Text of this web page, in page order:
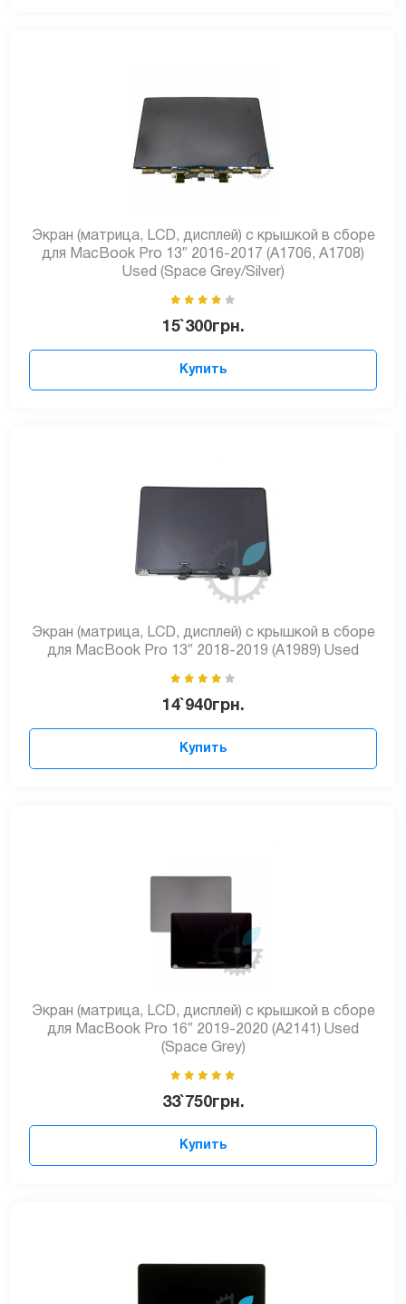
Экран (матрица, LCD, дисплей) с крышкой в сборе
для MacBook Pro 13″ 2016-2017 (А1706, A1708)
Used (Space Grey/Silver)
15`300грн.
Купить
Экран (матрица, LCD, дисплей) с крышкой в сборе
для MacBook Pro 13″ 2018-2019 (A1989) Used
14`940грн.
Купить
Экран (матрица, LCD, дисплей) с крышкой в сборе
для MacBook Pro 16″ 2019-2020 (A2141) Used
(Space Grey)
33`750грн.
Купить